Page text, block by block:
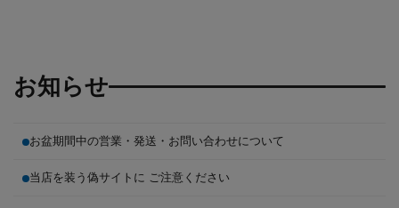
お知らせ
お盆期間中の営業・発送・お問い合わせについて
当店を装う偽サイトに ご注意ください